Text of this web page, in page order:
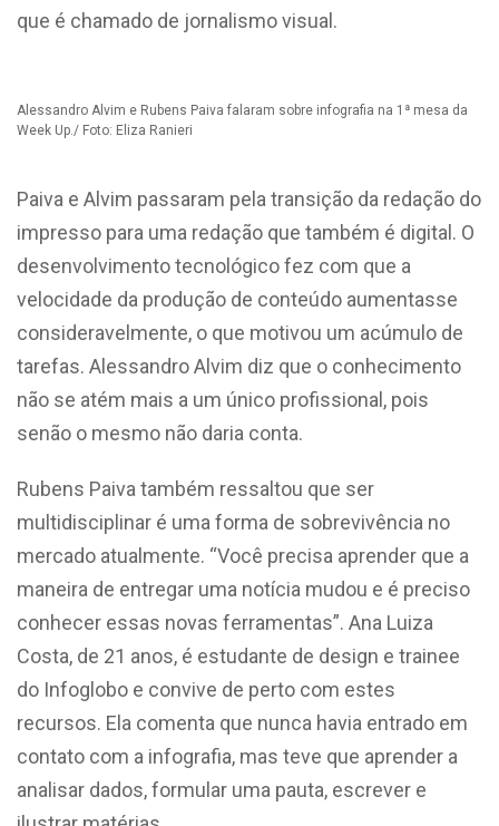
que é chamado de jornalismo visual.
Alessandro Alvim e Rubens Paiva falaram sobre infografia na 1ª mesa da
Week Up./ Foto: Eliza Ranieri
Paiva e Alvim passaram pela transição da redação do
impresso para uma redação que também é digital. O
desenvolvimento tecnológico fez com que a
velocidade da produção de conteúdo aumentasse
consideravelmente, o que motivou um acúmulo de
tarefas. Alessandro Alvim diz que o conhecimento
não se atém mais a um único profissional, pois
senão o mesmo não daria conta.
Rubens Paiva também ressaltou que ser
multidisciplinar é uma forma de sobrevivência no
mercado atualmente. “Você precisa aprender que a
maneira de entregar uma notícia mudou e é preciso
conhecer essas novas ferramentas”. Ana Luiza
Costa, de 21 anos, é estudante de design e trainee
do Infoglobo e convive de perto com estes
recursos. Ela comenta que nunca havia entrado em
contato com a infografia, mas teve que aprender a
analisar dados, formular uma pauta, escrever e